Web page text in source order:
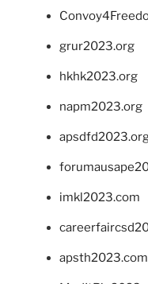
grur2023.org
hkhk2023.org
napm2023.org
imkl2023.com
apsth2023.com